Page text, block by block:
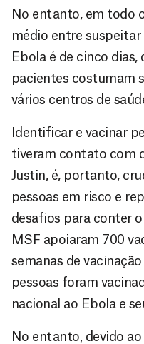
No entanto, em todo
médio entre
Ebola é de cinco dias,
pacientes costumam
vários centros de
Identificar e vacinar
tiveram contato com
Justin, é, portanto,
pessoas em risco e
desafios para conter
MSF apoiaram 700
semanas de
pessoas foram
nacional ao Ebola e
No entanto, devido